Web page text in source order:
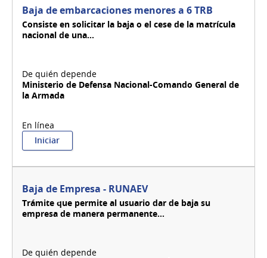
seguridad
Baja de embarcaciones menores a 6 TRB
Consiste en solicitar la baja o el cese de la matrícula
nacional de una...
Ministerio de Defensa Nacional-Comando General de
la Armada
Iniciar:
Baja
menores
a
6
TRB
Baja de Empresa - RUNAEV
Trámite que permite al usuario dar de baja su
empresa de manera permanente...